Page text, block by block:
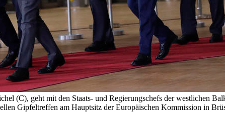
(C), geht mit den Staats- und Regierungschefs der westlichen
Gipfeltreffen am Hauptsitz der Europäischen Kommission in